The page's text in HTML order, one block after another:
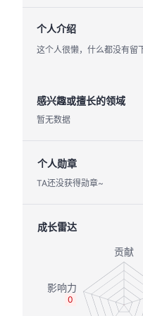
个人介绍
这个人很懒，什么都没有留
感兴趣或擅长的领域
暂无数据
个人勋章
TA还没获得勋章~
成长雷达
0